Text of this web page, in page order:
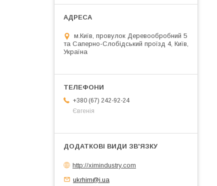
м.Київ, провулок Деревообробний 5
та Саперно-Слобідський проїзд 4, Київ,
Україна
+380 (67) 242-92-24
Євгенія
http://ximindustry.com
ukrhim@i.ua